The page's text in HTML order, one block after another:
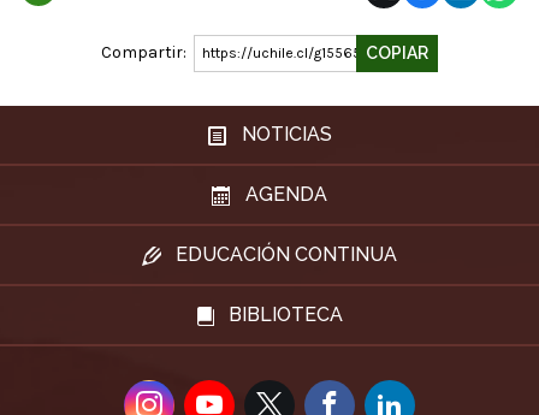
Compartir: https://uchile.cl/g155656COPIAR
NOTICIAS
AGENDA
EDUCACIÓN CONTINUA
BIBLIOTECA